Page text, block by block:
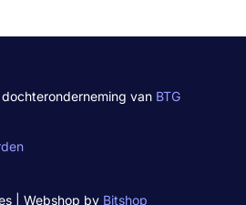
dochteronderneming van BTG
| Webshop by Bitshop